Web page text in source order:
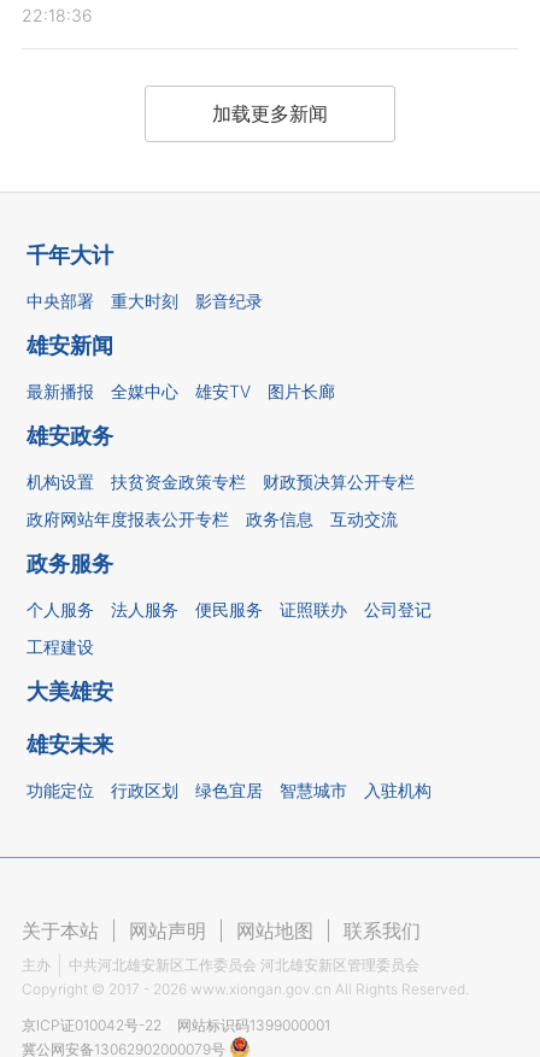
22:18:36
加载更多新闻
千年大计
中央部署 重大时刻 影音纪录
雄安新闻
最新播报 全媒中心 雄安TV 图片长廊
雄安政务
机构设置 扶贫资金政策专栏
财政预决算公开专栏
政府网站年度报表公开专栏
政务信息 互动交流
政务服务
个人服务 法人服务 便民服务 证照联办
公司登记
工程建设
大美雄安
雄安未来
功能定位 行政区划 绿色宜居 智慧城市 入驻机构
关于本站 网站声明 网站地图 联系我们
主办
中共河北雄安新区工作委员会 河北雄安新区管理委员会
Copyright © 2017 - 2026 www.xiongan.gov.cn All Rights Reserved.
京ICP证010042号-22
网站标识码1399000001
冀公网安备13062902000079号